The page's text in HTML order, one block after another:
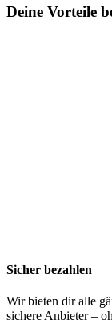
Deine Vorteile
Sicher bezahlen
Wir bieten dir alle
sichere Anbieter –